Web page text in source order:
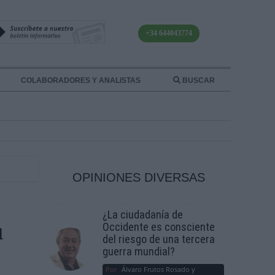
+34 644043774
COLABORADORES Y ANALISTAS BUSCAR
OPINIONES DIVERSAS
¿La ciudadanía de
Occidente es consciente
del riesgo de una tercera
guerra mundial?
Por Álvaro Frutos Rosado y